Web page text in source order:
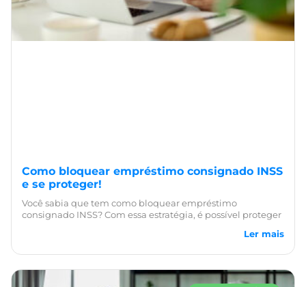
Como bloquear empréstimo consignado INSS
e se proteger!
Você sabia que tem como bloquear empréstimo
consignado INSS? Com essa estratégia, é possível proteger
Ler mais